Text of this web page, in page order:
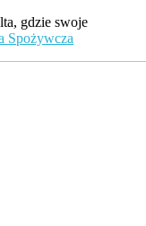
gdzie swoje
Spożywcza